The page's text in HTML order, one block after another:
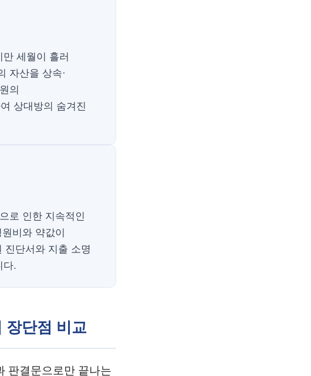
세월이 흘러
자산을 상속·
의
상대방의 숨겨진
로 인한 지속적인
비와 약값이
진단서와 지출 소명
다.
장단점 비교
판결문으로만 끝나는